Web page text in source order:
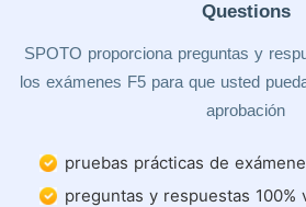
Questions
SPOTO proporciona preguntas y
los exámenes F5 para que usted
aprobación
pruebas prácticas de
preguntas y respuestas 100%